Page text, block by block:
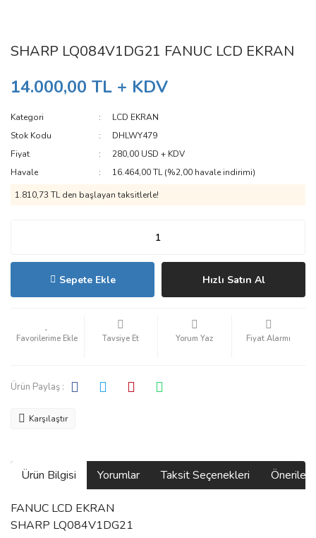
SHARP LQ084V1DG21 FANUC LCD EKRAN
14.000,00 TL + KDV
Kategori
LCD EKRAN
Stok Kodu
DHLWY479
Fiyat
280,00 USD + KDV
Havale
16.464,00 TL (%2,00 havale indirimi)
1.810,73 TL den başlayan taksitlerle!
Sepete Ekle Hızlı Satın Al
Tavsiye Et Yorum Yaz Fiyat Alarmı
Ürün Paylaş :
Karşılaştır
Ürün Bilgisi Yorumlar Taksit Seçenekleri
FANUC LCD EKRAN
SHARP LQ084V1DG21